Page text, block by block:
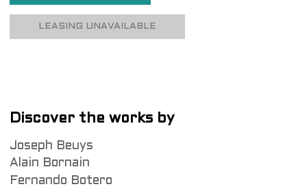
LEASING UNAVAILABLE
Discover the works by
Joseph Beuys
Alain Bornain
Fernando Botero